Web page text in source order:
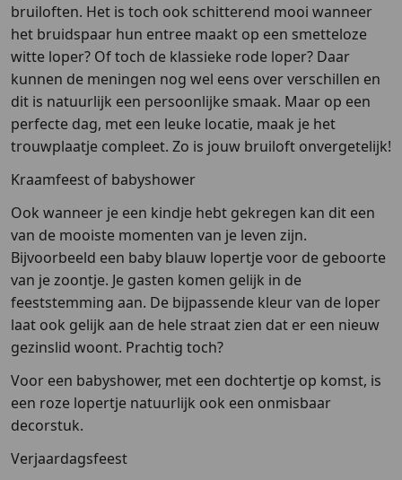
bruiloften. Het is toch ook schitterend mooi wanneer
het bruidspaar hun entree maakt op een smetteloze
witte loper? Of toch de klassieke rode loper? Daar
kunnen de meningen nog wel eens over verschillen en
dit is natuurlijk een persoonlijke smaak. Maar op een
perfecte dag, met een leuke locatie, maak je het
trouwplaatje compleet. Zo is jouw bruiloft onvergetelijk!
Kraamfeest of babyshower
Ook wanneer je een kindje hebt gekregen kan dit een
van de mooiste momenten van je leven zijn.
Bijvoorbeeld een baby blauw lopertje voor de geboorte
van je zoontje. Je gasten komen gelijk in de
feeststemming aan. De bijpassende kleur van de loper
laat ook gelijk aan de hele straat zien dat er een nieuw
gezinslid woont. Prachtig toch?
Voor een babyshower, met een dochtertje op komst, is
een roze lopertje natuurlijk ook een onmisbaar
decorstuk.
Verjaardagsfeest